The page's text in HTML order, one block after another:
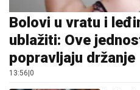
Bolovi u vratu i
ublažiti: Ove
popravljaju držanje
13:56 0